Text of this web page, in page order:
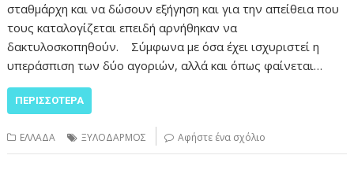
σταθμάρχη και να δώσουν εξήγηση και για την απείθεια που
τους καταλογίζεται επειδή αρνήθηκαν να
δακτυλοσκοπηθούν. Σύμφωνα με όσα έχει ισχυριστεί η
υπεράσπιση των δύο αγοριών, αλλά και όπως φαίνεται…
ΠΕΡΙΣΣΌΤΕΡΑ
ΕΛΛΑΔΑ ΞΥΛΟΔΑΡΜΟΣ Αφήστε ένα σχόλιο